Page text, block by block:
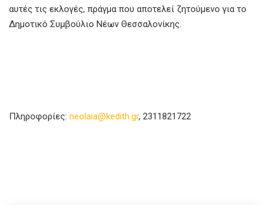
αυτές τις εκλογές, πράγμα που αποτελεί ζητούμενο για το
Δημοτικό Συμβούλιο Νέων Θεσσαλονίκης.
Πληροφορίες: neolaia@kedith.gr, 2311821722